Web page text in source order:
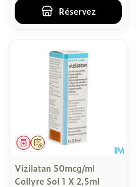
Réservez
Sur prescription
Médicament
Vizilatan 50mcg/ml
Collyre Sol 1 X 2,5ml